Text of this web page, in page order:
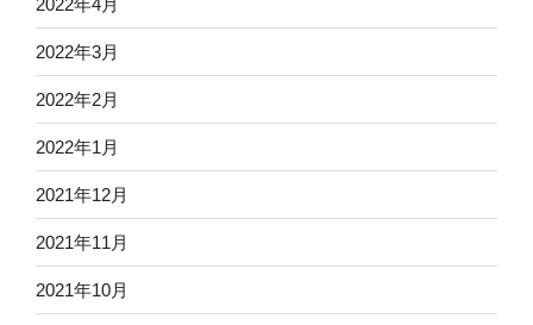
2022年3月
2022年2月
2022年1月
2021年12月
2021年11月
2021年10月